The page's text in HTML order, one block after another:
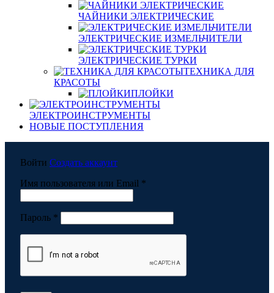
ЧАЙНИКИ ЭЛЕКТРИЧЕСКИЕ
ЭЛЕКТРИЧЕСКИЕ ИЗМЕЛЬЧИТЕЛИ
ЭЛЕКТРИЧЕСКИЕ ТУРКИ
ТЕХНИКА ДЛЯ
КРАСОТЫ
ПЛОЙКИ
ЭЛЕКТРОИНСТРУМЕНТЫ
НОВЫЕ ПОСТУПЛЕНИЯ
Войти Создать аккаунт
Имя пользователя или Email *
Пароль *